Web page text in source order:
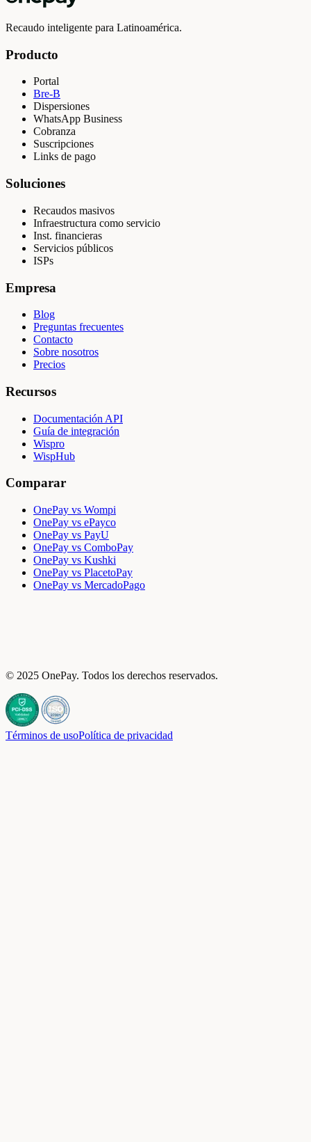
Recaudo inteligente para Latinoamérica.
Producto
Portal
Bre-B
Dispersiones
WhatsApp Business
Cobranza
Suscripciones
Links de pago
Soluciones
Recaudos masivos
Infraestructura como servicio
Inst. financieras
Servicios públicos
ISPs
Empresa
Blog
Preguntas frecuentes
Contacto
Sobre nosotros
Precios
Recursos
Documentación API
Guía de integración
Wispro
WispHub
Comparar
OnePay vs Wompi
OnePay vs ePayco
OnePay vs PayU
OnePay vs ComboPay
OnePay vs Kushki
OnePay vs PlacetoPay
OnePay vs MercadoPago
© 2025 OnePay. Todos los derechos reservados.
Términos de usoPolítica de privacidad